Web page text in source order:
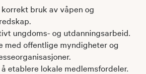
bruk av våpen og
ungdoms- og utdanningsarbeid.
med offentlige myndigheter og
etablere lokale medlemsfordeler.